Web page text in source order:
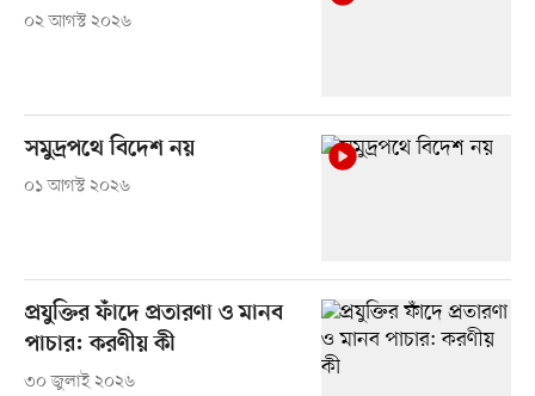
০২ আগস্ট ২০২৬
সমুদ্রপথে বিদেশ নয়
০১ আগস্ট ২০২৬
প্রযুক্তির ফাঁদে প্রতারণা ও মানব
পাচার: করণীয় কী
৩০ জুলাই ২০২৬